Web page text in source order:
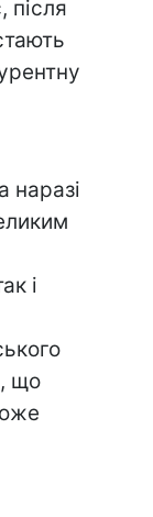
після
наразі
і
що